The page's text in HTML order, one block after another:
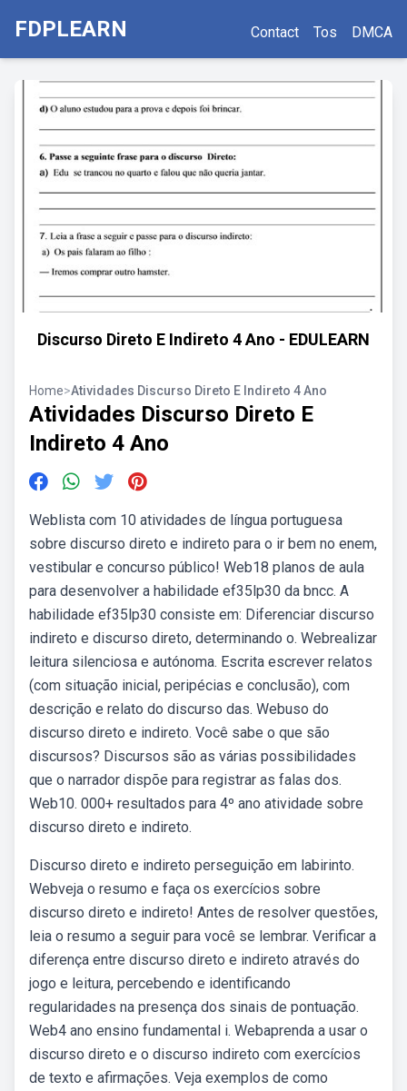
FDPLEARN Contact Tos DMCA
Discurso Direto E Indireto 4 Ano - EDULEARN
Home>Atividades Discurso Direto E Indireto 4 Ano
Atividades Discurso Direto E
Indireto 4 Ano
Weblista com 10 atividades de língua portuguesa
sobre discurso direto e indireto para o ir bem no enem,
vestibular e concurso público! Web18 planos de aula
para desenvolver a habilidade ef35lp30 da bncc. A
habilidade ef35lp30 consiste em: Diferenciar discurso
indireto e discurso direto, determinando o. Webrealizar
leitura silenciosa e autónoma. Escrita escrever relatos
(com situação inicial, peripécias e conclusão), com
descrição e relato do discurso das. Webuso do
discurso direto e indireto. Você sabe o que são
discursos? Discursos são as várias possibilidades
que o narrador dispõe para registrar as falas dos.
Web10. 000+ resultados para 4º ano atividade sobre
discurso direto e indireto.
Discurso direto e indireto perseguição em labirinto.
Webveja o resumo e faça os exercícios sobre
discurso direto e indireto! Antes de resolver questões,
leia o resumo a seguir para você se lembrar. Verificar a
diferença entre discurso direto e indireto através do
jogo e leitura, percebendo e identificando
regularidades na presença dos sinais de pontuação.
Web4 ano ensino fundamental i. Webaprenda a usar o
discurso direto e o discurso indireto com exercícios
de texto e afirmações. Veja exemplos de como